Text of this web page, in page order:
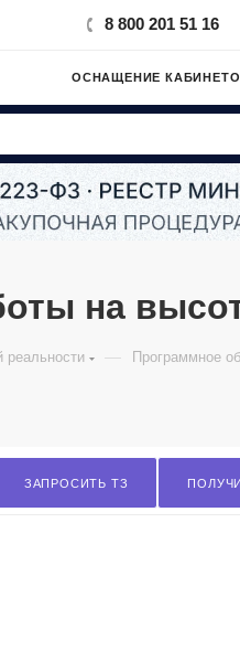
8 800 201 51 16
ОСНАЩЕНИЕ
на
реальности — Программное
ЗАПРОСИТЬ ТЗ